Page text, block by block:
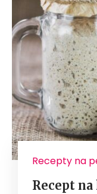
Recepty na
Recept